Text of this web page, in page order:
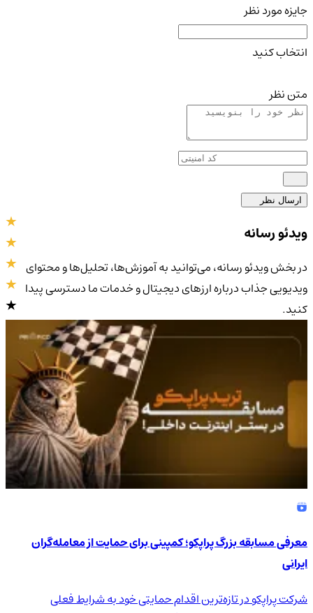
جایزه مورد نظر
انتخاب کنید
متن نظر
ارسال نظر
4.9/5
ویدئو رسانه
در بخش ویدئو رسانه، می‌توانید به آموزش‌ها، تحلیل‌ها و محتوای
ویدیویی جذاب درباره ارزهای دیجیتال و خدمات ما دسترسی پیدا
کنید.
معرفی مسابقه بزرگ پراپکو؛ کمپینی برای حمایت از معامله‌گران
ایرانی
شرکت پراپکو در تازه‌ترین اقدام حمایتی خود به شرایط فعلی